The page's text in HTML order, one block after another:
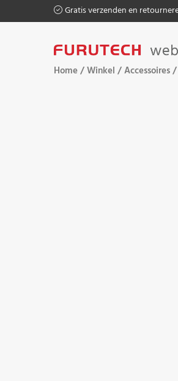
Gratis verzenden en
Home/Winkel /Accessoires/